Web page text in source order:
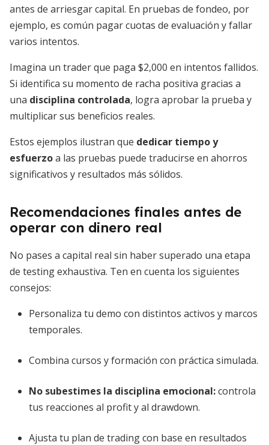
antes de arriesgar capital. En pruebas de fondeo, por
ejemplo, es común pagar cuotas de evaluación y fallar
varios intentos.
Imagina un trader que paga $2,000 en intentos fallidos.
Si identifica su momento de racha positiva gracias a
una disciplina controlada, logra aprobar la prueba y
multiplicar sus beneficios reales.
Estos ejemplos ilustran que dedicar tiempo y
esfuerzoa las pruebas puede traducirse en ahorros
significativos y resultados más sólidos.
Recomendaciones finales antes de
operar con dinero real
No pases a capital real sin haber superado una etapa
de testing exhaustiva. Ten en cuenta los siguientes
consejos:
Personaliza tu demo con distintos activos y marcos
temporales.
Combina cursos y formación con práctica simulada.
No subestimes la disciplina emocional:controla
tus reacciones al profit y al drawdown.
Ajusta tu plan de trading con base en resultados